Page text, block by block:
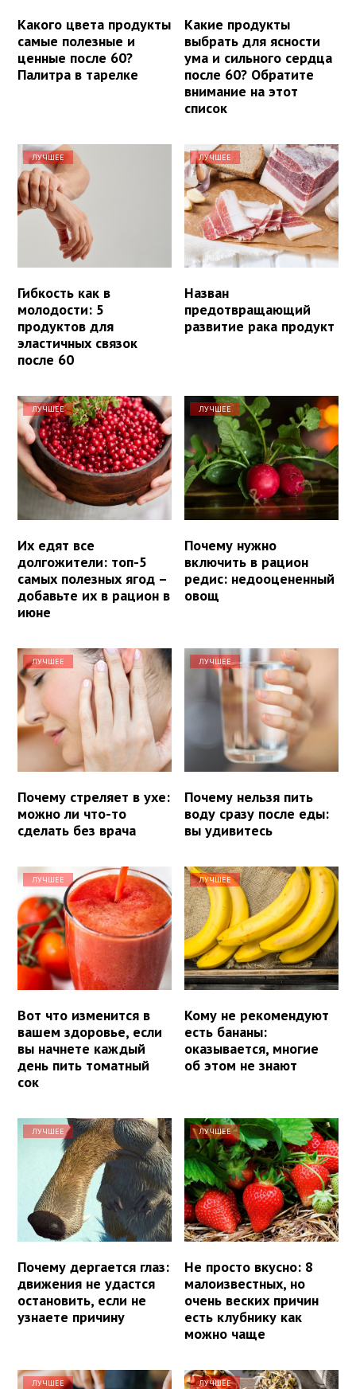
Какого цвета продукты
самые полезные и
ценные после 60?
Палитра в тарелке
Какие продукты
выбрать для ясности
ума и сильного сердца
после 60? Обратите
внимание на этот
список
ЛУЧШЕЕ
Гибкость как в
молодости: 5
продуктов для
эластичных связок
после 60
ЛУЧШЕЕ
Назван
предотвращающий
развитие рака продукт
ЛУЧШЕЕ
Их едят все
долгожители: топ-5
самых полезных ягод –
добавьте их в рацион в
июне
ЛУЧШЕЕ
Почему нужно
включить в рацион
редис: недооцененный
овощ
ЛУЧШЕЕ
Почему стреляет в ухе:
можно ли что-то
сделать без врача
ЛУЧШЕЕ
Почему нельзя пить
воду сразу после еды:
вы удивитесь
ЛУЧШЕЕ
Вот что изменится в
вашем здоровье, если
вы начнете каждый
день пить томатный
сок
ЛУЧШЕЕ
Кому не рекомендуют
есть бананы:
оказывается, многие
об этом не знают
ЛУЧШЕЕ
Почему дергается глаз:
движения не удастся
остановить, если не
узнаете причину
ЛУЧШЕЕ
Не просто вкусно: 8
малоизвестных, но
очень веских причин
есть клубнику как
можно чаще
ЛУЧШЕЕ ЛУЧШЕЕ